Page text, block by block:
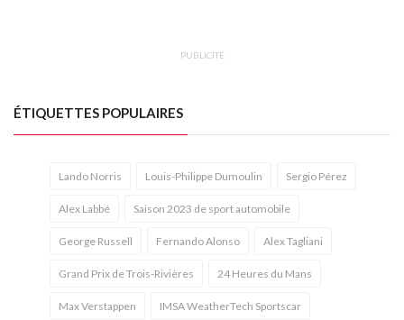
PUBLICITÉ
ÉTIQUETTES POPULAIRES
Lando Norris Louis-Philippe Dumoulin Sergio Pérez
Alex Labbé Saison 2023 de sport automobile
George Russell Fernando Alonso Alex Tagliani
Grand Prix de Trois-Rivières 24 Heures du Mans
Max Verstappen IMSA WeatherTech Sportscar